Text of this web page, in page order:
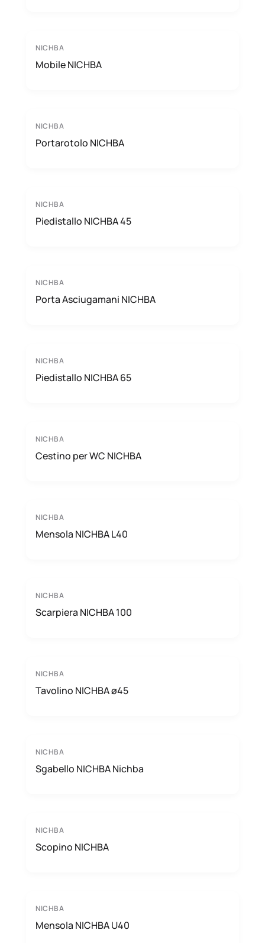
NICHBA
Mobile NICHBA
NICHBA
Portarotolo NICHBA
NICHBA
Piedistallo NICHBA 45
NICHBA
Porta Asciugamani NICHBA
NICHBA
Piedistallo NICHBA 65
NICHBA
Cestino per WC NICHBA
NICHBA
Mensola NICHBA L40
NICHBA
Scarpiera NICHBA 100
NICHBA
Tavolino NICHBA ø45
NICHBA
Sgabello NICHBA Nichba
NICHBA
Scopino NICHBA
NICHBA
Mensola NICHBA U40